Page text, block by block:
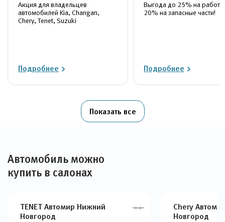
Акция для владельцев
автомобилей Kia, Changan,
Chery, Tenet, Suzuki
Подробнее
Выгода до 25% на
20% на запасные части!
Подробнее
Показать все
Автомобиль можно
купить в салонах
TENET Автомир Нижний
Новгород
Chery
Новгород